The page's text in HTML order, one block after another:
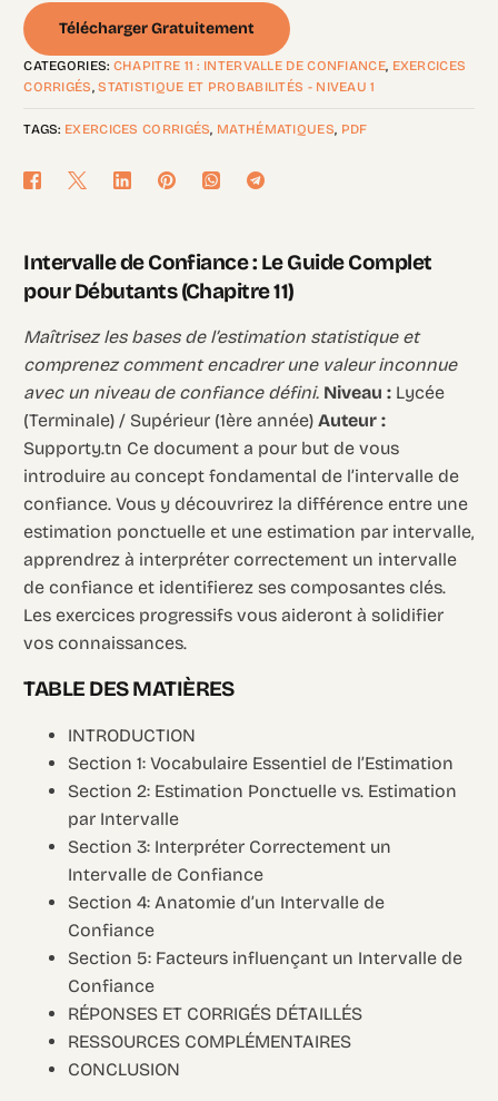
Télécharger Gratuitement
CATEGORIES: CHAPITRE 11 : INTERVALLE DE CONFIANCE, EXERCICES
CORRIGÉS,STATISTIQUE ET PROBABILITÉS - NIVEAU 1
TAGS: EXERCICES CORRIGÉS, MATHÉMATIQUES, PDF
Intervalle de Confiance : Le Guide Complet
pour Débutants (Chapitre 11)
Maîtrisez les bases de l’estimation statistique et
comprenez comment encadrer une valeur inconnue
avec un niveau de confiance défini. Niveau : Lycée
(Terminale) / Supérieur (1ère année)Auteur :
Supporty.tn Ce document a pour but de vous
introduire au concept fondamental de l’intervalle de
confiance. Vous y découvrirez la différence entre une
estimation ponctuelle et une estimation par intervalle,
apprendrez à interpréter correctement un intervalle
de confiance et identifierez ses composantes clés.
Les exercices progressifs vous aideront à solidifier
vos connaissances.
TABLE DES MATIÈRES
INTRODUCTION
Section 1: Vocabulaire Essentiel de l’Estimation
Section 2: Estimation Ponctuelle vs. Estimation
par Intervalle
Section 3: Interpréter Correctement un
Intervalle de Confiance
Section 4: Anatomie d’un Intervalle de
Confiance
Section 5: Facteurs influençant un Intervalle de
Confiance
RÉPONSES ET CORRIGÉS DÉTAILLÉS
RESSOURCES COMPLÉMENTAIRES
CONCLUSION